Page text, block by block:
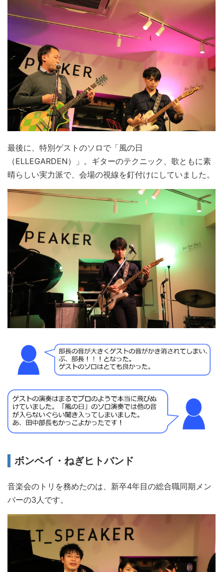
最後に、特別ゲストのソロで「風の日
（ELLEGARDEN）」。ギターのテクニック、歌ともに素
晴らしい実力派で、会場の視線を釘付けにしていました。
ボンベイ・ねぎヒトバンド
音楽会のトリを務めたのは、新卒4年目の総合職同期メン
バーの3人です。